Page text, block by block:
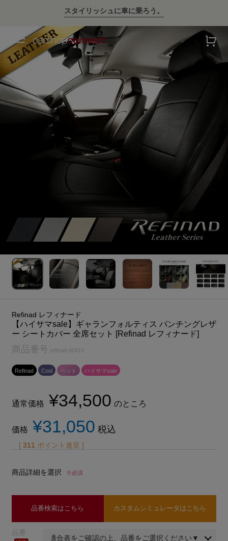
💛ハイサマーsale💛
Refinad レフィナード
【ハイサマsale】ギャランフォルティス パンチングレザ
ー シートカバー 全席セット [Refinad レフィナード]
商品番号 refinad-00410
Refinad Cool ペット ハイサマsale
通常価格 ¥34,500 のところ
価格 ¥31,050 税込
[ 311 ポイント進呈 ]
商品詳細を選択 ※必須
品番検索はこちら カスタムシミュレータはこちら
品番